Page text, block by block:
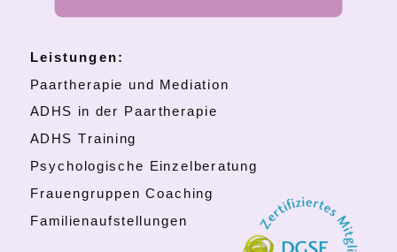
Leistungen:
Paartherapie und Mediation
ADHS in der Paartherapie
ADHS Training
Psychologische Einzelberatung
Frauengruppen Coaching
Familienaufstellungen